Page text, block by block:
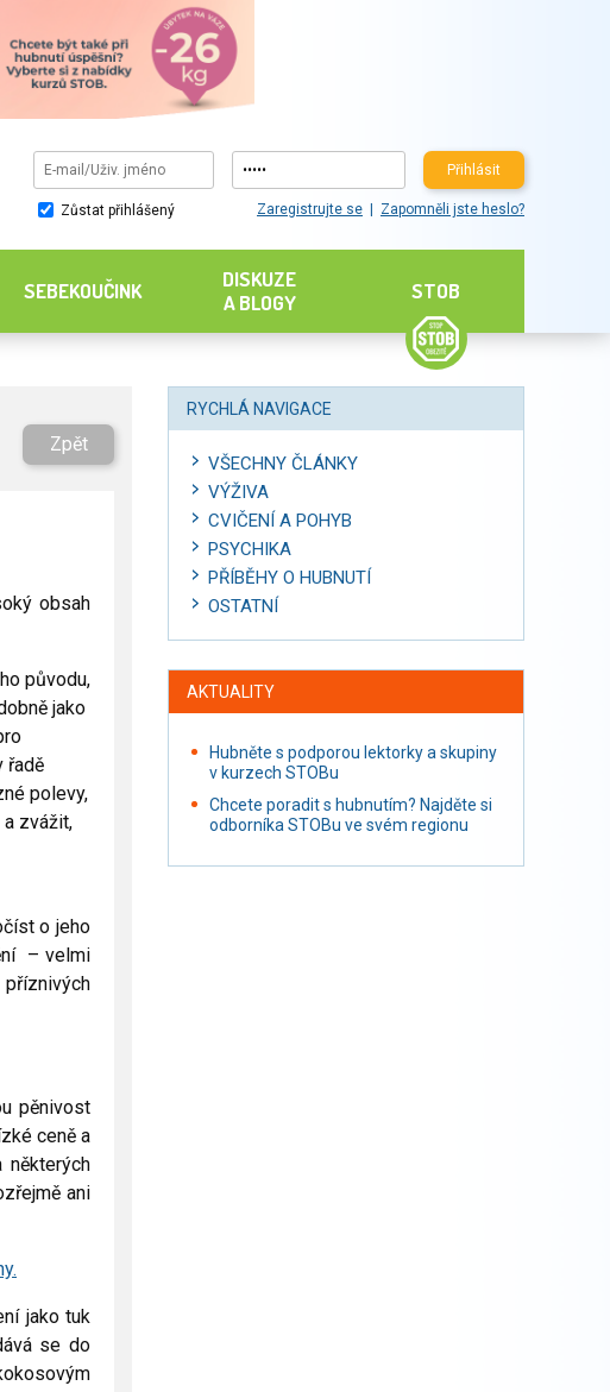
Přihlásit
Zůstat přihlášený Zaregistrujte se Zapomněli jste heslo?
SEBEKOUČINK
DISKUZE
A BLOGY
STOB
Zpět
obsah
původu,
jako
řadě
polevy,
a zvážit,
o jeho
– velmi
pěnivost
ceně a
ani
jako tuk
se do
RYCHLÁ NAVIGACE
VŠECHNY ČLÁNKY
VÝŽIVA
CVIČENÍ A POHYB
PSYCHIKA
PŘÍBĚHY O HUBNUTÍ
OSTATNÍ
AKTUALITY
Hubněte s podporou lektorky a skupiny
v kurzech STOBu
Chcete poradit s hubnutím? Najděte si
odborníka STOBu ve svém regionu